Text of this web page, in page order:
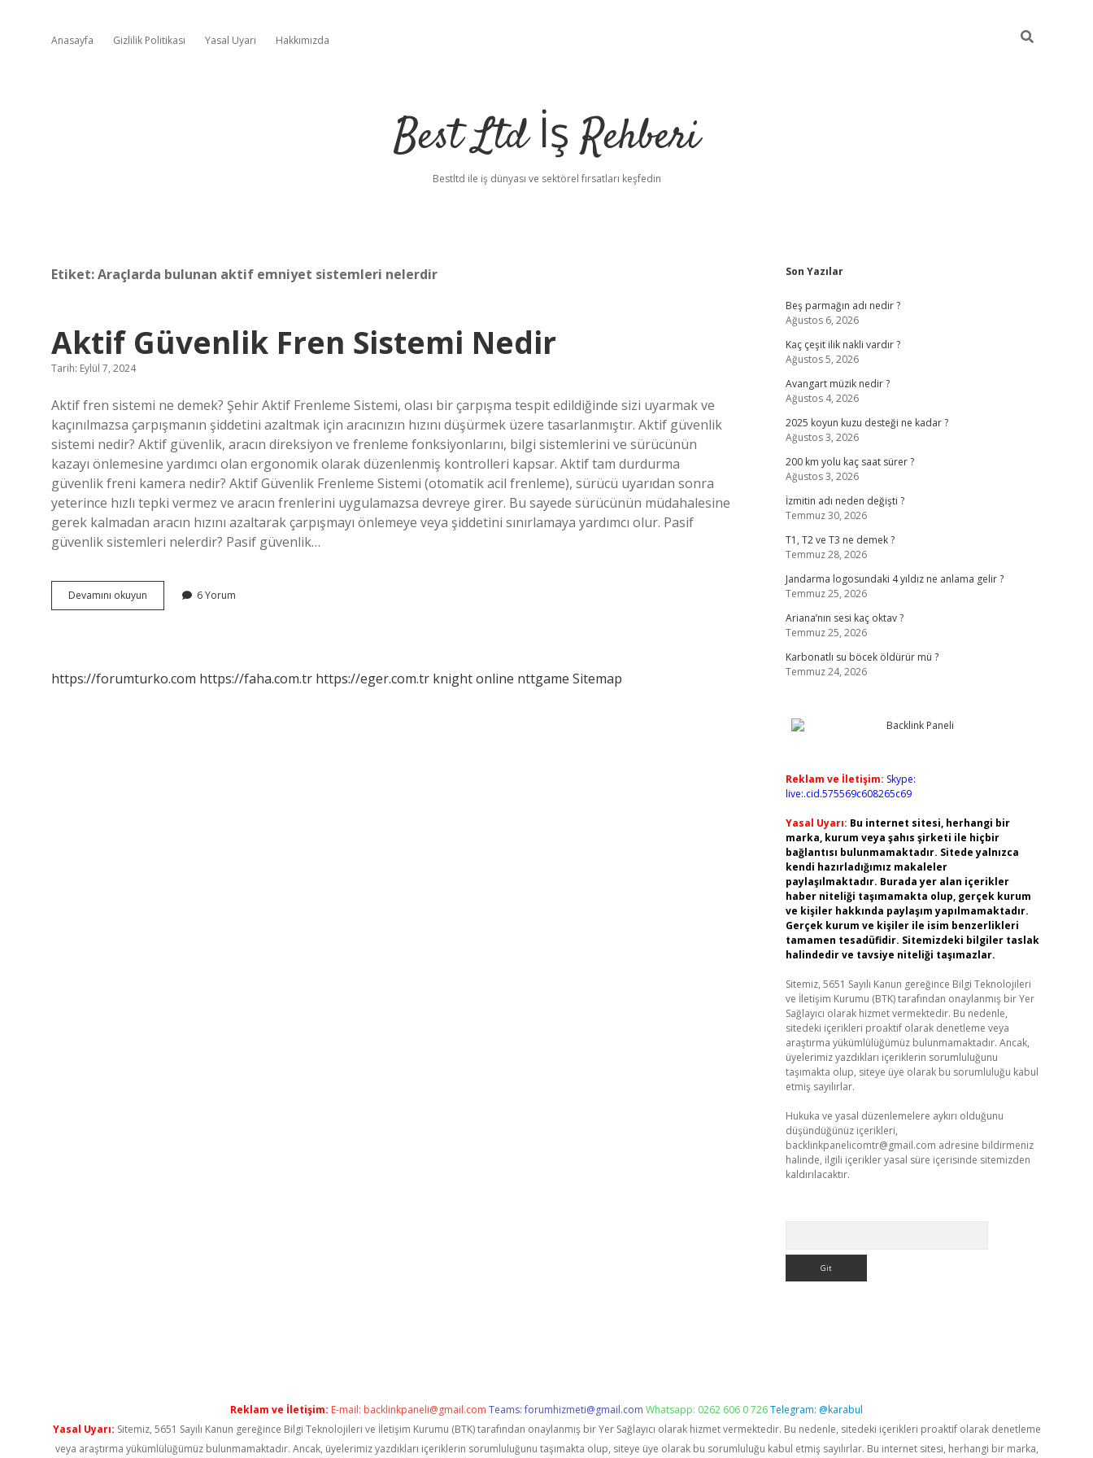
Anasayfa Gizlilik Politikası Yasal Uyarı Hakkımızda
Best Ltd İş Rehberi
Bestltd ile iş dünyası ve sektörel fırsatları keşfedin
Etiket:Araçlarda bulunan aktif emniyet sistemleri nelerdir
Aktif Güvenlik Fren Sistemi Nedir
Tarih: Eylül 7, 2024
Aktif fren sistemi ne demek? Şehir Aktif Frenleme Sistemi, olası bir çarpışma tespit edildiğinde sizi uyarmak ve
kaçınılmazsa çarpışmanın şiddetini azaltmak için aracınızın hızını düşürmek üzere tasarlanmıştır. Aktif güvenlik
sistemi nedir? Aktif güvenlik, aracın direksiyon ve frenleme fonksiyonlarını, bilgi sistemlerini ve sürücünün
kazayı önlemesine yardımcı olan ergonomik olarak düzenlenmiş kontrolleri kapsar. Aktif tam durdurma
güvenlik freni kamera nedir? Aktif Güvenlik Frenleme Sistemi (otomatik acil frenleme), sürücü uyarıdan sonra
yeterince hızlı tepki vermez ve aracın frenlerini uygulamazsa devreye girer. Bu sayede sürücünün müdahalesine
gerek kalmadan aracın hızını azaltarak çarpışmayı önlemeye veya şiddetini sınırlamaya yardımcı olur. Pasif
güvenlik sistemleri nelerdir? Pasif güvenlik…
Devamını okuyun
Güvenlik
6 Yorum
https://forumturko.com https://faha.com.tr https://eger.com.tr knight online nttgame Sitemap
Sidebar
Son Yazılar
Beş parmağın adı nedir ?
Ağustos 6, 2026
Kaç çeşit ilik nakli vardır ?
Ağustos 5, 2026
Avangart müzik nedir ?
Ağustos 4, 2026
2025 koyun kuzu desteği ne kadar ?
Ağustos 3, 2026
200 km yolu kaç saat sürer ?
Ağustos 3, 2026
İzmitin adı neden değişti ?
Temmuz 30, 2026
T1, T2 ve T3 ne demek ?
Temmuz 28, 2026
Jandarma logosundaki 4 yıldız ne anlama gelir ?
Temmuz 25, 2026
Ariana’nın sesi kaç oktav ?
Temmuz 25, 2026
Karbonatlı su böcek öldürür mü ?
Temmuz 24, 2026
Reklam ve İletişim: Skype:
live:.cid.575569c608265c69
Yasal Uyarı: Bu internet sitesi, herhangi bir
marka, kurum veya şahıs şirketi ile hiçbir
bağlantısı bulunmamaktadır. Sitede yalnızca
kendi hazırladığımız makaleler
paylaşılmaktadır. Burada yer alan içerikler
haber niteliği taşımamakta olup, gerçek kurum
ve kişiler hakkında paylaşım yapılmamaktadır.
Gerçek kurum ve kişiler ile isim benzerlikleri
tamamen tesadüfidir. Sitemizdeki bilgiler taslak
halindedir ve tavsiye niteliği taşımazlar.
Sitemiz, 5651 Sayılı Kanun gereğince Bilgi Teknolojileri
ve İletişim Kurumu (BTK) tarafından onaylanmış bir Yer
Sağlayıcı olarak hizmet vermektedir. Bu nedenle,
sitedeki içerikleri proaktif olarak denetleme veya
araştırma yükümlülüğümüz bulunmamaktadır. Ancak,
üyelerimiz yazdıkları içeriklerin sorumluluğunu
taşımakta olup, siteye üye olarak bu sorumluluğu kabul
etmiş sayılırlar.
Hukuka ve yasal düzenlemelere aykırı olduğunu
düşündüğünüz içerikleri,
backlinkpanelicomtr@gmail.com adresine bildirmeniz
halinde, ilgili içerikler yasal süre içerisinde sitemizden
kaldırılacaktır.
Reklam ve İletişim: E-mail: backlinkpaneli@gmail.com Teams:forumhizmeti@gmail.com Whatsapp: 0262 606 0 726Telegram: @karabul
Yasal Uyarı: Sitemiz, 5651 Sayılı Kanun gereğince Bilgi Teknolojileri ve İletişim Kurumu (BTK) tarafından onaylanmış bir Yer Sağlayıcı olarak hizmet vermektedir. Bu nedenle, sitedeki içerikleri proaktif olarak denetleme
veya araştırma yükümlülüğümüz bulunmamaktadır. Ancak, üyelerimiz yazdıkları içeriklerin sorumluluğunu taşımakta olup, siteye üye olarak bu sorumluluğu kabul etmiş sayılırlar. Bu internet sitesi, herhangi bir marka,